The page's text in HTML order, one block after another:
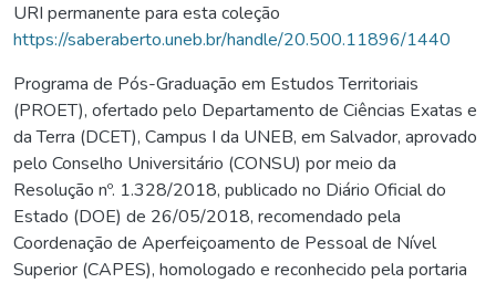
URI permanente para esta coleção
https://saberaberto.uneb.br/handle/20.500.11896/1440
Programa de Pós-Graduação em Estudos Territoriais
(PROET), ofertado pelo Departamento de Ciências Exatas e
da Terra (DCET), Campus I da UNEB, em Salvador, aprovado
pelo Conselho Universitário (CONSU) por meio da
Resolução nº. 1.328/2018, publicado no Diário Oficial do
Estado (DOE) de 26/05/2018, recomendado pela
Coordenação de Aperfeiçoamento de Pessoal de Nível
Superior (CAPES), homologado e reconhecido pela portaria